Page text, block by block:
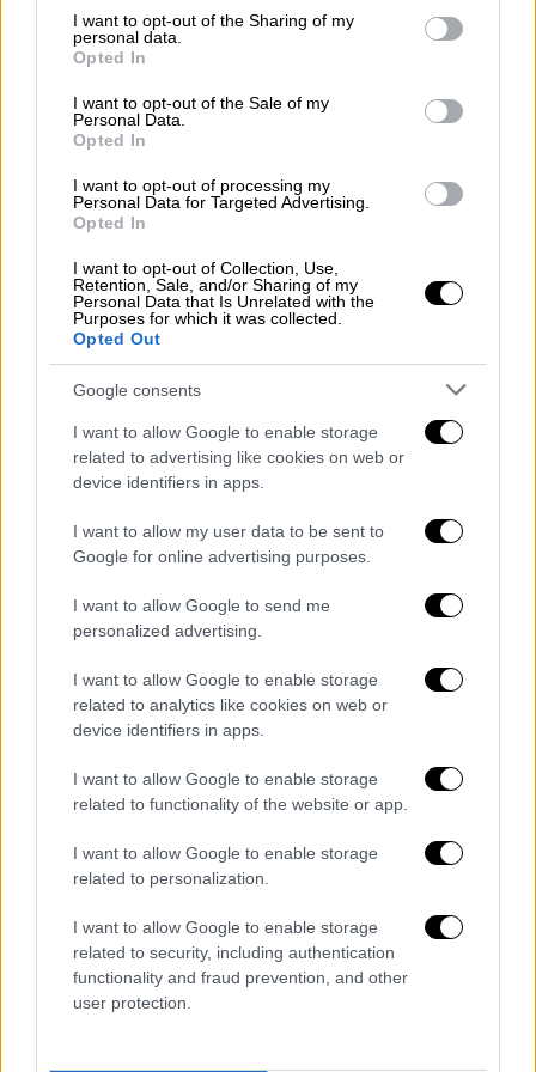
not limited to your visit or usage behaviour. You may click to
grant or deny consent to Google and its third-party tags to
use your data for below specified purposes in below Google
consent section.
I want to opt-out of the Sharing of my
personal data.
Opted In
I want to opt-out of the Sale of my
Personal Data.
Opted In
I want to opt-out of processing my
Personal Data for Targeted Advertising.
Opted In
I want to opt-out of Collection, Use,
Retention, Sale, and/or Sharing of my
Personal Data that Is Unrelated with the
Purposes for which it was collected.
Opted Out
Google consents
I want to allow Google to enable storage
related to advertising like cookies on web or
device identifiers in apps.
I want to allow my user data to be sent to
Google for online advertising purposes.
I want to allow Google to send me
personalized advertising.
I want to allow Google to enable storage
related to analytics like cookies on web or
device identifiers in apps.
I want to allow Google to enable storage
related to functionality of the website or app.
I want to allow Google to enable storage
related to personalization.
I want to allow Google to enable storage
related to security, including authentication
functionality and fraud prevention, and other
user protection.
περιοχές, όπωςτο Γουδί ή η
Πανεπιστημιούπολη
, αναδείχθηκαν τεχνικά
δίκτυα υποδομών ακόμα και... άγνωστους
αγωγούς.
Τρικλοποδιά στο έργο φαίνεται ότι έβαλε
εξαρχής και η απόφαση οι πρόδρομες
εργασίες να προχωρήσουν με ξεχωριστή
σύμβαση, που έχει ανάδοχο την ΕΡΕΤΒΟ, η
οποία ξεκίνησε όμως σχεδόν ταυτόχρονα με
το βασικό έργο.
Αν και ταπροβλήματα
στα ... επιφανειακά
πεδία του έργου εξακολουθούν να
υφίστανται, αντίθετα, στον υπόγειο τομέα η
πρόοδος που καταγράφεται εμφανίζεται πιο
σταθερή. Οι δύο μετροπόντικες έχουν ήδη
καλύψει σημαντικό μέρος της διαδρομής
τους με τον έναν να προσεγγίζει το 44% της
συνολικής διάνοιξης και τον άλλο να έχει
ξεπεράσει τα πέντε χιλιόμετρα, γεγονός που
τοποθετεί την ολοκλήρωση των σηράγγων
στα τέλη του 2026, δείχνοντας όμως
παράλληλα ότι η εξέλιξη του έργου είναι
έως τώρα ανισομερής.
Διαμάχη για το πριμ
Οι νέες εξελίξεις φαίνεται ότι άνοιξαν,
οικονομικό αποτύπωμαπου αφορά το πριμ
στην ανάδοχο κοινοπραξία. Η Ελληνικό
Μετρό ζητά την επιστροφή της πρόσθετης
δοθεί ως πριμ βάσει του άρθρου 154 του